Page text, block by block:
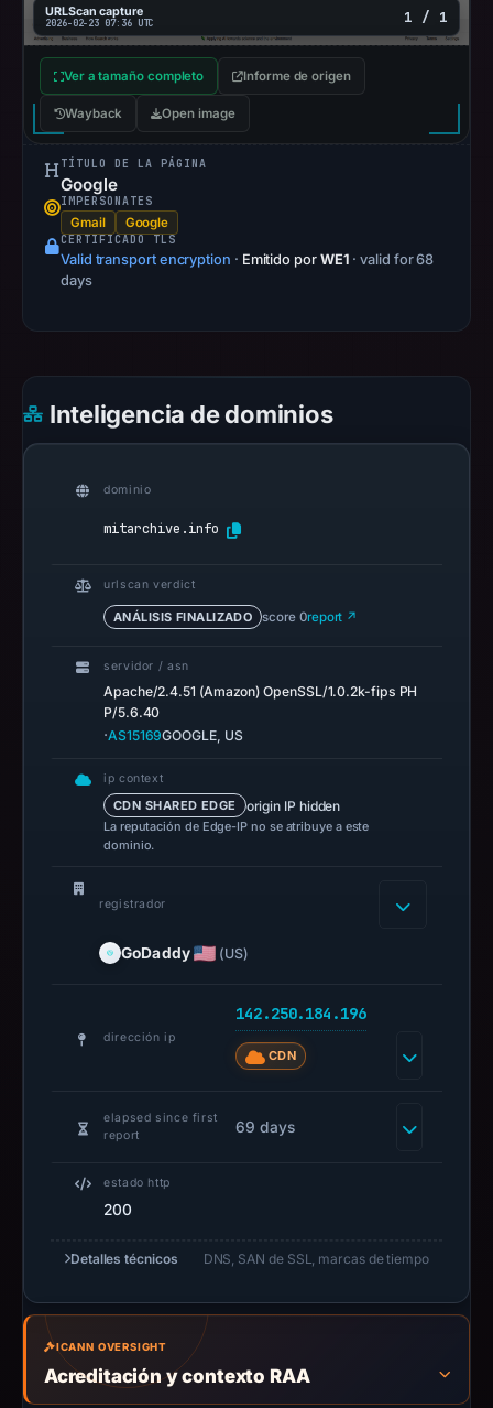
recorded
no
positive
result
on
at
captured
the
domain
2026
UTC.
missing
results
establish
GoDaddy.com,
address
142.250.184.196,
Google.
changed
since
collection.
This
report
URLScan capture
2026-02-23 07:36 UTC 1 / 1
Ver a tamaño completo Informe de origen
Wayback Open image
TÍTULO DE LA PÁGINA
Google
IMPERSONATES
Gmail Google
CERTIFICADO TLS
Valid transport encryption · Emitido por WE1 · valid for 68
days
Inteligencia de dominios
dominio
mitarchive.info
urlscan verdict
ANÁLISIS FINALIZADO score 0report ↗
servidor / asn
Apache/2.4.51 (Amazon) OpenSSL/1.0.2k-fips PH
P/5.6.40
·AS15169GOOGLE, US
ip context
CDN SHARED EDGE origin IP hidden
La reputación de Edge-IP no se atribuye a este
dominio.
registrador
GoDaddy (US)
dirección ip
142.250.184.196
CDN
elapsed since first
report
69 days
estado http
200
Detalles técnicos DNS, SAN de SSL, marcas de tiempo
ICANN OVERSIGHT
Acreditación y contexto RAA